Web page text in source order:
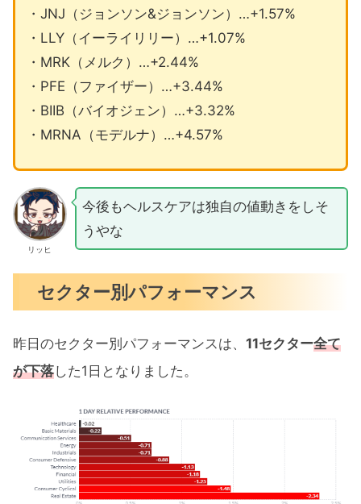
・JNJ（ジョンソン&ジョンソン）…+1.57%
・LLY（イーライリリー）…+1.07%
・MRK（メルク）…+2.44%
・PFE（ファイザー）…+3.44%
・BIIB（バイオジェン）…+3.32%
・MRNA（モデルナ）…+4.57%
リッヒ
今後もヘルスケアは独自の値動きをしそ
うやな
セクター別パフォーマンス
昨日のセクター別パフォーマンスは、 11セクター全て
が下落した1日となりました。